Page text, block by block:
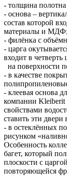
- толщина
- основа –
состав которой
материалы и МДФ;
- филёнка с
- царга
входит в четверть
на поверхности
- в качестве
- клеевая основа
компании Kleiberit
свойствами
ставить эти
- в остеклённых
рисунком
Особенность
багет, который
плоскости с
повторяющейся